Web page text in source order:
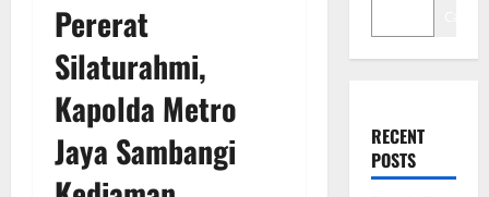
Pererat
Silaturahmi,
Kapolda Metro
Jaya Sambangi
RECENT
POSTS